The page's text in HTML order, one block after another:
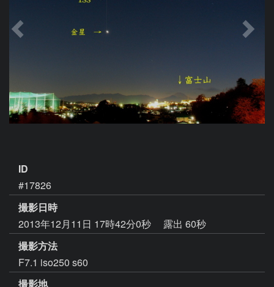
ID
#17826
撮影日時
2013年12月11日 17時42分0秒
露出 60秒
撮影方法
F7.1 iso250 s60
撮影地